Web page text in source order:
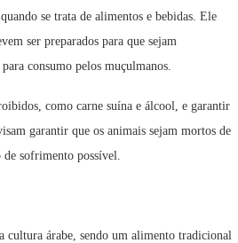
se trata de alimentos e bebidas. Ele
ser preparados para que sejam
consumo pelos muçulmanos.
como carne suína e álcool, e garantir
garantir que os animais sejam mortos de
sofrimento possível.
cultura árabe, sendo um alimento tradicional